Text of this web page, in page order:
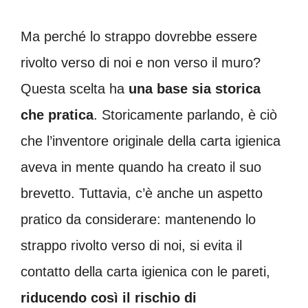
Ma perché lo strappo dovrebbe essere
rivolto verso di noi e non verso il muro?
Questa scelta ha una base sia storica
che pratica. Storicamente parlando, è ciò
che l’inventore originale della carta igienica
aveva in mente quando ha creato il suo
brevetto. Tuttavia, c’è anche un aspetto
pratico da considerare: mantenendo lo
strappo rivolto verso di noi, si evita il
contatto della carta igienica con le pareti,
riducendo così il rischio di